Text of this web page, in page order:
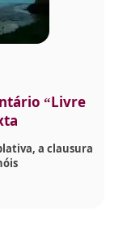
“Livre
a clausura